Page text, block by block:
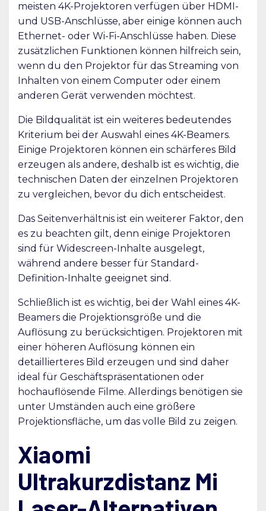
meisten 4K-Projektoren verfügen über HDMI-
und USB-Anschlüsse, aber einige können auch
Ethernet- oder Wi-Fi-Anschlüsse haben. Diese
zusätzlichen Funktionen können hilfreich sein,
wenn du den Projektor für das Streaming von
Inhalten von einem Computer oder einem
anderen Gerät verwenden möchtest.
Die Bildqualität ist ein weiteres bedeutendes
Kriterium bei der Auswahl eines 4K-Beamers.
Einige Projektoren können ein schärferes Bild
erzeugen als andere, deshalb ist es wichtig, die
technischen Daten der einzelnen Projektoren
zu vergleichen, bevor du dich entscheidest.
Das Seitenverhältnis ist ein weiterer Faktor, den
es zu beachten gilt, denn einige Projektoren
sind für Widescreen-Inhalte ausgelegt,
während andere besser für Standard-
Definition-Inhalte geeignet sind.
Schließlich ist es wichtig, bei der Wahl eines 4K-
Beamers die Projektionsgröße und die
Auflösung zu berücksichtigen. Projektoren mit
einer höheren Auflösung können ein
detaillierteres Bild erzeugen und sind daher
ideal für Geschäftspräsentationen oder
hochauflösende Filme. Allerdings benötigen sie
unter Umständen auch eine größere
Projektionsfläche, um das volle Bild zu zeigen.
Xiaomi
Ultrakurzdistanz Mi